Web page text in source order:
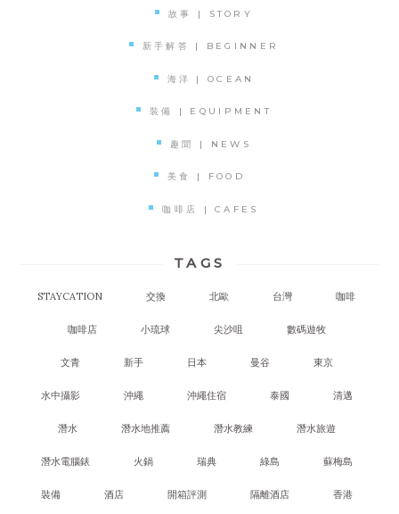
故事 | STORY
新手解答 | BEGINNER
海洋 | OCEAN
裝備 | EQUIPMENT
趣聞 | NEWS
美食 | FOOD
咖啡店 | CAFES
TAGS
STAYCATION 交換 北歐 台灣 咖啡
咖啡店 小琉球 尖沙咀 數碼遊牧
文青 新手 日本 曼谷 東京
水中攝影 沖繩 沖繩住宿 泰國 清邁
潛水 潛水地推薦 潛水教練 潛水旅遊
潛水電腦錶 火鍋 瑞典 綠島 蘇梅島
裝備 酒店 開箱評測 隔離酒店 香港